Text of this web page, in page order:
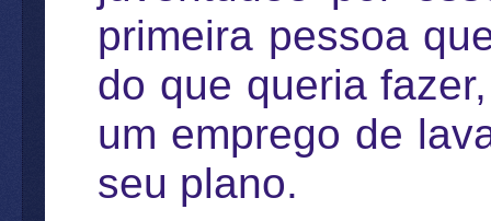
primeira pessoa
do que queria
um emprego de
seu plano.